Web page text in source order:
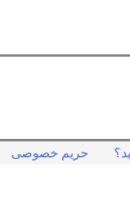
حریم خصوصی